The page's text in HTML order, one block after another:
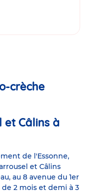
crèche
et Câlins à
de l'Essonne,
et Câlins
au 8 avenue du 1er
2 mois et demi à 3